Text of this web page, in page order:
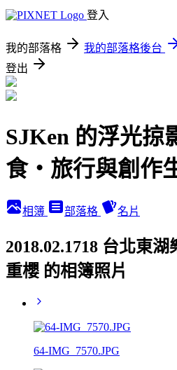
登入
我的部落格 我的部落格後台
登出
SJKen 的浮光
食‧旅行與創作
相簿 部落格 名片
2018.02.1718 台北東
重櫻 的相簿照片
64-IMG_7570.JPG